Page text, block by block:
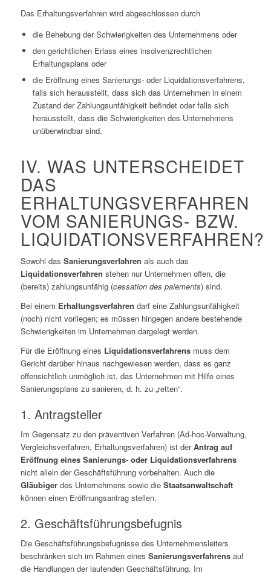
Das Erhaltungsverfahren wird abgeschlossen durch
die Behebung der Schwierigkeiten des Unternehmens oder
den gerichtlichen Erlass eines insolvenzrechtlichen
Erhaltungsplans oder
die Eröffnung eines Sanierungs- oder Liquidationsverfahrens,
falls sich herausstellt, dass sich das Unternehmen in einem
Zustand der Zahlungsunfähigkeit befindet oder falls sich
herausstellt, dass die Schwierigkeiten des Unternehmens
unüberwindbar sind.
IV. WAS UNTERSCHEIDET
DAS
ERHALTUNGSVERFAHREN
VOM SANIERUNGS- BZW.
LIQUIDATIONSVERFAHREN?
Sowohl das Sanierungsverfahren als auch das
Liquidationsverfahren stehen nur Unternehmen offen, die
(bereits) zahlungsunfähig (cessation des paiements) sind.
Bei einem Erhaltungsverfahren darf eine Zahlungsunfähigkeit
(noch) nicht vorliegen; es müssen hingegen andere bestehende
Schwierigkeiten im Unternehmen dargelegt werden.
Für die Eröffnung eines Liquidationsverfahrensmuss dem
Gericht darüber hinaus nachgewiesen werden, dass es ganz
offensichtlich unmöglich ist, das Unternehmen mit Hilfe eines
Sanierungsplans zu sanieren, d. h. zu „retten“.
1. Antragsteller
Im Gegensatz zu den präventiven Verfahren (Ad-hoc-Verwaltung,
Vergleichsverfahren, Erhaltungsverfahren) ist derAntrag auf
Eröffnung eines Sanierungs- oder Liquidationsverfahrens
nicht allein der Geschäftsführung vorbehalten. Auch die
Gläubigerdes Unternehmens sowie die Staatsanwaltschaft
können einen Eröffnungsantrag stellen.
2. Geschäftsführungsbefugnis
Die Geschäftsführungsbefugnisse des Unternehmensleiters
beschränken sich im Rahmen eines Sanierungsverfahrensauf
die Handlungen der laufenden Geschäftsführung. Im